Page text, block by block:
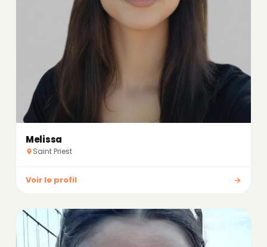
Melissa
Saint Priest
Voir le profil